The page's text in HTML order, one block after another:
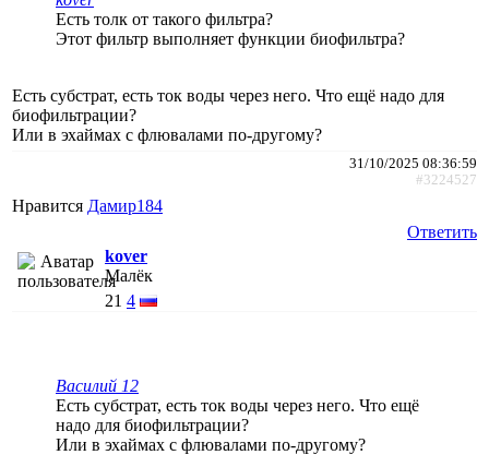
Есть толк от такого фильтра?
Этот фильтр выполняет функции биофильтра?
Есть субстрат, есть ток воды через него. Что ещё надо для
биофильтрации?
Или в эхаймах с флювалами по-другому?
31/10/2025 08:36:59
#3224527
Нравится Дамир184
Ответить
kover
Малёк
21 4
Василий 12
Есть субстрат, есть ток воды через него. Что ещё
надо для биофильтрации?
Или в эхаймах с флювалами по-другому?